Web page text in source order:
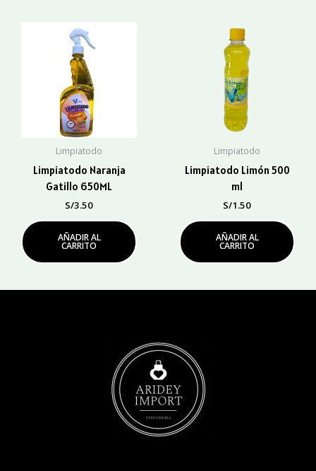
Limpiatodo
Limpiatodo Naranja
Gatillo 650ML
S/3.50
AÑADIR AL
CARRITO
Limpiatodo
Limpiatodo Limón 500
ml
S/1.50
AÑADIR AL
CARRITO